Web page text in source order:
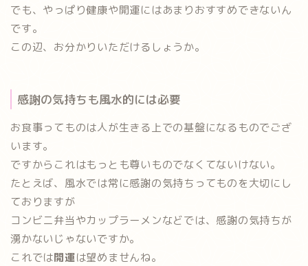
でも、やっぱり健康や開運にはあまりおすすめできないん
です。
この辺、お分かりいただけるしょうか。
感謝の気持ちも風水的には必要
お食事ってものは人が生きる上での基盤になるものでござ
います。
ですからこれはもっとも尊いものでなくてないけない。
たとえば、 風水では常に感謝の気持ちってものを大切にし
ておりますが
コンビニ弁当やカップラーメンなどでは、感謝の気持ちが
湧かないじゃないですか。
これでは開運は望めませんね。